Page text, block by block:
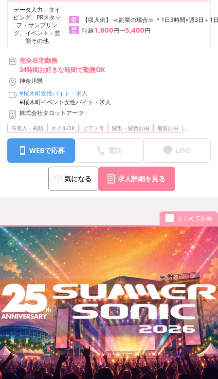
データ入力、タイ
ピング、PRスタッ
フ・サンプリン
グ、イベント・芸
能その他
委
【収入例】 ≪副業の場合≫ ＊1日3時間×週3日＋1
委
時給1,800円〜5,400円
完全在宅勤務
24時間お好きな時間で勤務OK
神奈川県
#桜木町女性バイト・求人
#桜木町イベント女性バイト・求人
株式会社タロットアーツ
高収入・高額 ネイルOK ピアス可 髪型・髪色自由 服装自由 ...
WEBで応募 電話 LINE
気になる 求人詳細を見る
まとめて応募